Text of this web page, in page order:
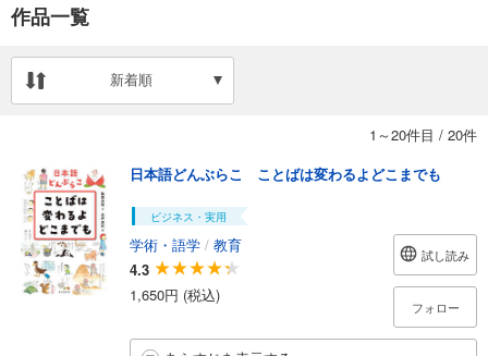
作品一覧
新着順
1～20件目 / 20件
日本語どんぶらこ ことばは変わるよどこまでも
ビジネス・実用
学術・語学 / 教育
4.3
1,650円 (税込)
試し読み
フォロー